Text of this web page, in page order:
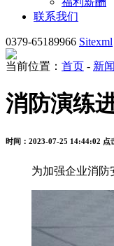
联系我们
0379-65189966 Sitexml
当前位置： 首页 - 新
消防演练
时间：2023-07-25 14:44:02 点
为加强企业消防